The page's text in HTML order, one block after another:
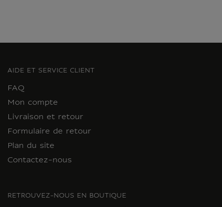
AIDE ET SERVICE CLIENT
FAQ
Mon compte
Livraison et retour
Formulaire de retour
Plan du site
Contactez-nous
RETROUVEZ-NOUS EN BOUTIQUE